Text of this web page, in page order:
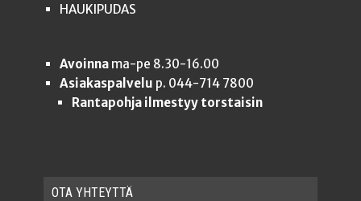
HAUKIPUDAS
Avoinnama-pe 8.30-16.00
Asiakaspalvelu p. 044-714 7800
Rantapohja ilmestyy torstaisin
OTA YHTEYT­TÄ